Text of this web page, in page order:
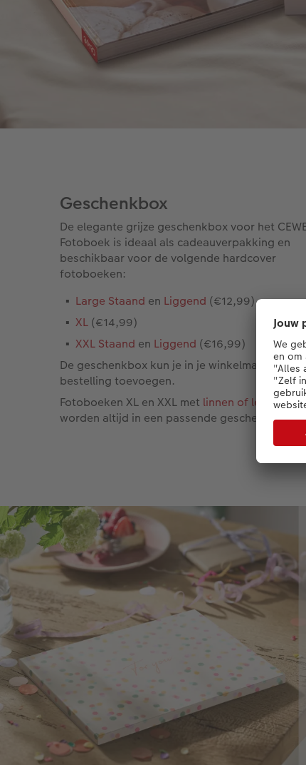
Geschenkbox
De elegante grijze geschenkbox voor het
Fotoboek is ideaal als cadeauverpakking en
beschikbaar voor de volgende hardcover
fotoboeken:
Large Staand en Liggend (€12,99)
XL (€14,99)
XXL Staand en Liggend (€16,99)
De geschenkbox kun je in je winkelmandje aan
bestelling toevoegen.
Fotoboeken XL en XXL met linnen of leren kaft
worden altijd in een passende geschenkbox